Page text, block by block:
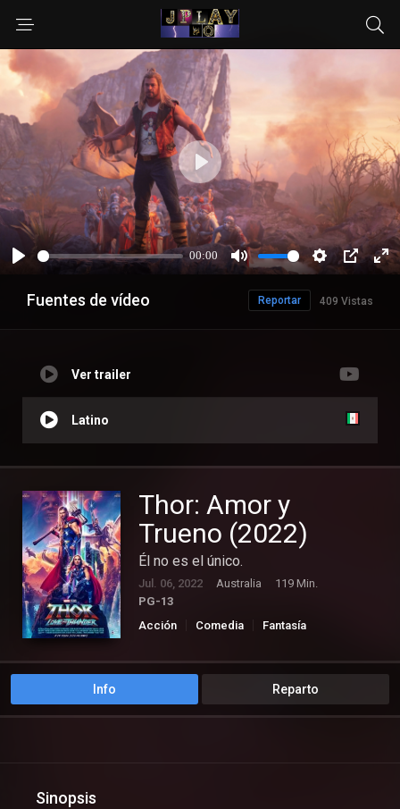
Fuentes de vídeo 409 Vistas
Reportar
Ver trailer
Latino
Thor: Amor y
Trueno (2022)
Él no es el único.
Jul. 06, 2022 Australia
119 Min.
PG-13
Acción
Comedia Fantasía
Info Reparto
Sinopsis